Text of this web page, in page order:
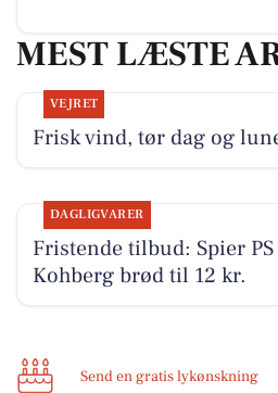
MEST LÆSTE
VEJRET
Frisk vind, tør dag og
DAGLIGVARER
Fristende tilbud: Spier
Kohberg brød til 12 kr.
Send en gratis lykønskning